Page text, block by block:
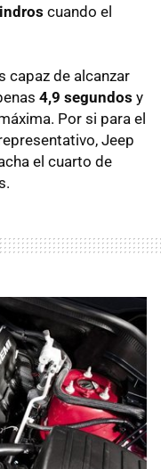
cuando el
capaz de alcanzar
4,9 segundos y
Por si para el
Jeep
el cuarto de